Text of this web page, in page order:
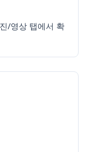
/영상 탭에서 확